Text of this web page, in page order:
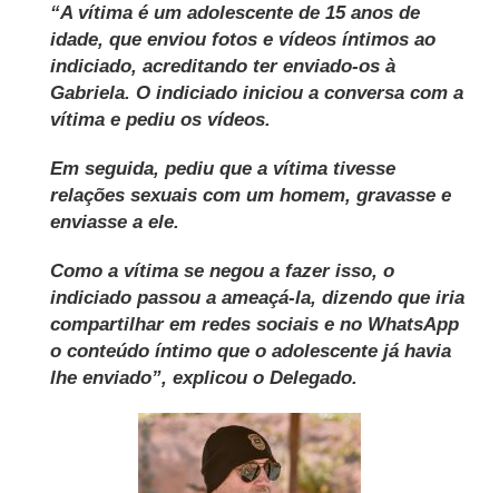
“A vítima é um adolescente de 15 anos de
idade, que enviou fotos e vídeos íntimos ao
indiciado, acreditando ter enviado-os à
Gabriela. O indiciado iniciou a conversa com a
vítima e pediu os vídeos.
Em seguida, pediu que a vítima tivesse
relações sexuais com um homem, gravasse e
enviasse a ele.
Como a vítima se negou a fazer isso, o
indiciado passou a ameaçá-la, dizendo que iria
compartilhar em redes sociais e no WhatsApp
o conteúdo íntimo que o adolescente já havia
lhe enviado”, explicou o Delegado.